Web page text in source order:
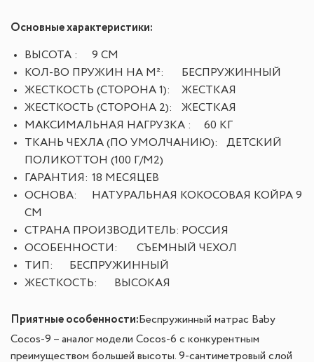
Основные характеристики:
ВЫСОТА :
9 СМ
КОЛ-ВО ПРУЖИН НА М²:
БЕСПРУЖИННЫЙ
ЖЕСТКОСТЬ (СТОРОНА 1):
ЖЕСТКАЯ
ЖЕСТКОСТЬ (СТОРОНА 2):
ЖЕСТКАЯ
МАКСИМАЛЬНАЯ НАГРУЗКА :
60 КГ
ТКАНЬ ЧЕХЛА (ПО УМОЛЧАНИЮ):
ДЕТСКИЙ
ПОЛИКОТТОН (100 Г/М2)
ГАРАНТИЯ: 18 МЕСЯЦЕВ
ОСНОВА:
НАТУРАЛЬНАЯ КОКОСОВАЯ КОЙРА 9
СМ
СТРАНА ПРОИЗВОДИТЕЛЬ: РОССИЯ
ОСОБЕННОСТИ:
СЪЕМНЫЙ ЧЕХОЛ
ТИП:
БЕСПРУЖИННЫЙ
ЖЕСТКОСТЬ:
ВЫСОКАЯ
Приятные особенности: Беспружинный матрас Baby
Cocos-9 – аналог модели Cocos-6 с конкурентным
преимуществом большей высоты. 9-сантиметровый слой